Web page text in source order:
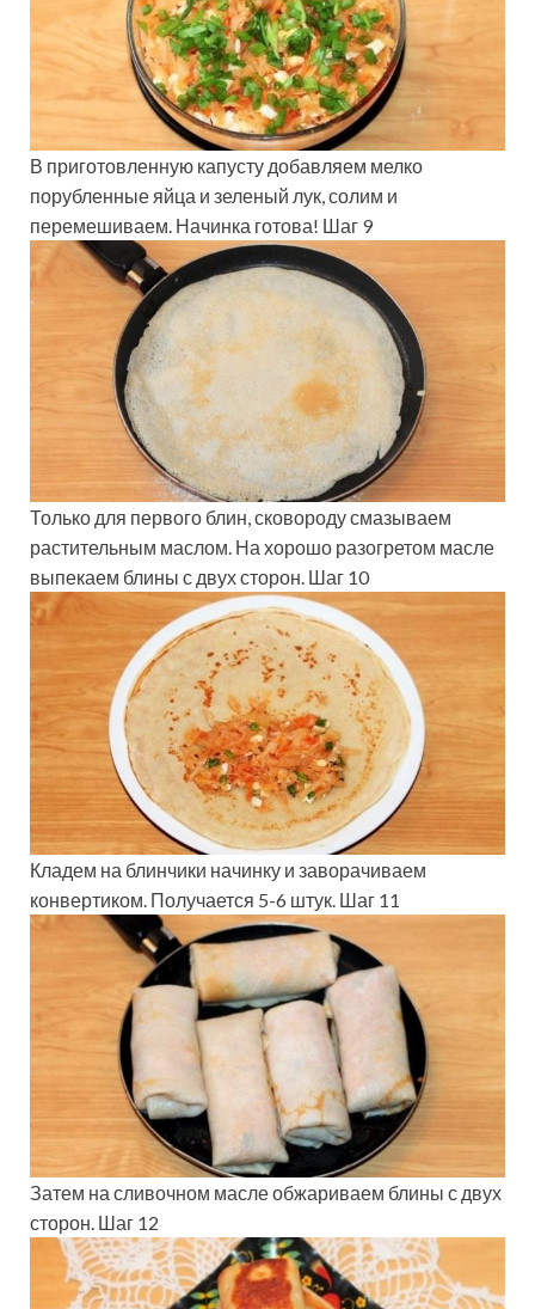
В приготовленную капусту добавляем мелко
порубленные яйца и зеленый лук, солим и
перемешиваем. Начинка готова! Шаг 9
Только для первого блин, сковороду смазываем
растительным маслом. На хорошо разогретом масле
выпекаем блины с двух сторон. Шаг 10
Кладем на блинчики начинку и заворачиваем
конвертиком. Получается 5-6 штук. Шаг 11
Затем на сливочном масле обжариваем блины с двух
сторон. Шаг 12